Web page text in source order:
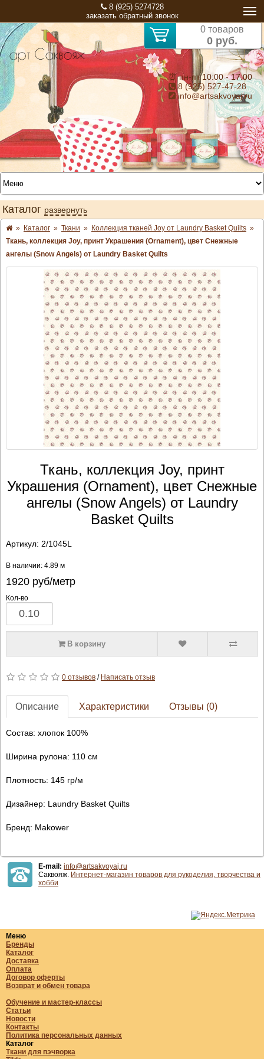
8 (925) 5274728
заказать обратный звонок
0 товаров
0 руб.
⏰ пн-пт 10:00 - 17:00
8 (925) 527-47-28
info@artsakvoyaj.ru
Каталог развернуть
» Каталог » Ткани » Коллекция тканей Joy от Laundry Basket Quilts »
Ткань, коллекция Joy, принт Украшения (Ornament), цвет Снежные
ангелы (Snow Angels) от Laundry Basket Quilts
Ткань, коллекция Joy, принт
Украшения (Ornament), цвет Снежные
ангелы (Snow Angels) от Laundry
Basket Quilts
Артикул: 2/1045L
В наличии: 4.89 м
1920руб/метр
Кол-во
В корзину
0 отзывов/ Написать отзыв
Описание Характеристики Отзывы (0)
Состав: хлопок 100%
Ширина рулона: 110 см
Плотность: 145 гр/м
Дизайнер: Laundry Basket Quilts
Бренд: Makower
E-mail: info@artsakvoyaj.ru
Саквояж. Интернет-магазин товаров для рукоделия, творчества и
хобби
Меню
Бренды
Каталог
Доставка
Оплата
Договор оферты
Возврат и обмен товара
Обучение и мастер-классы
Статьи
Новости
Контакты
Политика персональных данных
Каталог
Ткани для пэчворка